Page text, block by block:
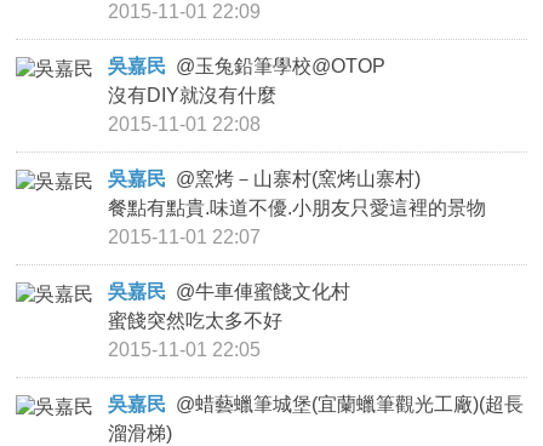
2015-11-01 22:09
吳嘉民 @玉兔鉛筆學校@OTOP
沒有DIY就沒有什麼
2015-11-01 22:08
吳嘉民 @窯烤－山寨村(窯烤山寨村)
餐點有點貴.味道不優.小朋友只愛這裡的景物
2015-11-01 22:07
吳嘉民 @牛車俥蜜餞文化村
蜜餞突然吃太多不好
2015-11-01 22:05
吳嘉民 @蜡藝蠟筆城堡(宜蘭蠟筆觀光工廠)(超長
溜滑梯)